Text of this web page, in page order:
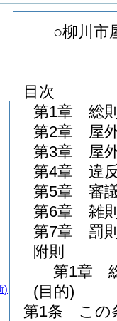
○柳川市
目次
第1章
総
第2章
屋
第3章
屋
第4章
違
第5章
審
第6章
雑
第7章
罰
附則
第1章
(目的)
第1条
この
)